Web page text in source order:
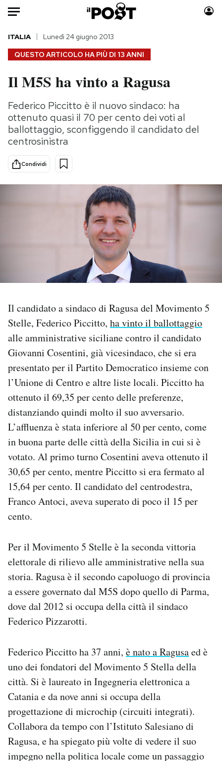
Auto
HOME
Italia
Politica
Tecnologia
Internet
Scienza
Cultura
Economia
Moda
Consumismi
Storie/Idee
Altrecose
Mondiali calcio 2026
NEWSLETTER
I MIEI PREFERITI
SHOP
CALENDARIO
AREA PERSONALE
Area Personale
Newsletter
Notifiche mobile
Regala il Post
Hai bisogno di aiuto?
Esci
QUESTO ARTICOLO HA PIÙ DI 13 ANNI
ITALIA Lunedì 24 giugno 2013
Il M5S ha vinto a Ragusa
Federico Piccitto è il nuovo sindaco: ha
ottenuto quasi il 70 per cento dei voti al
ballottaggio, sconfiggendo il candidato del
centrosinistra
Condividi
Il candidato a sindaco di Ragusa del Movimento 5
Stelle, Federico Piccitto, ha vinto il ballottaggio
alle amministrative siciliane contro il candidato
Giovanni Cosentini, già vicesindaco, che si era
presentato per il Partito Democratico insieme con
l’Unione di Centro e altre liste locali. Piccitto ha
ottenuto il 69,35 per cento delle preferenze,
distanziando quindi molto il suo avversario.
L’affluenza è stata inferiore al 50 per cento, come
in buona parte delle città della Sicilia in cui si è
votato. Al primo turno Cosentini aveva ottenuto il
30,65 per cento, mentre Piccitto si era fermato al
15,64 per cento. Il candidato del centrodestra,
Franco Antoci, aveva superato di poco il 15 per
cento.
Per il Movimento 5 Stelle è la seconda vittoria
elettorale di rilievo alle amministrative nella sua
storia. Ragusa è il secondo capoluogo di provincia
a essere governato dal M5S dopo quello di Parma,
dove dal 2012 si occupa della città il sindaco
Federico Pizzarotti.
Federico Piccitto ha 37 anni, è nato a Ragusaed è
uno dei fondatori del Movimento 5 Stella della
città. Si è laureato in Ingegneria elettronica a
Catania e da nove anni si occupa della
progettazione di microchip (circuiti integrati).
Collabora da tempo con l’Istituto Salesiano di
Ragusa, e ha spiegato più volte di vedere il suo
impegno nella politica locale come un passaggio